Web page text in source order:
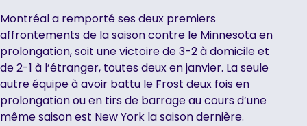
Montréal a remporté ses deux premiers
affrontements de la saison contre le Minnesota en
prolongation, soit une victoire de 3-2 à domicile et
de 2-1 à l’étranger, toutes deux en janvier. La seule
autre équipe à avoir battu le Frost deux fois en
prolongation ou en tirs de barrage au cours d’une
même saison est New York la saison dernière.